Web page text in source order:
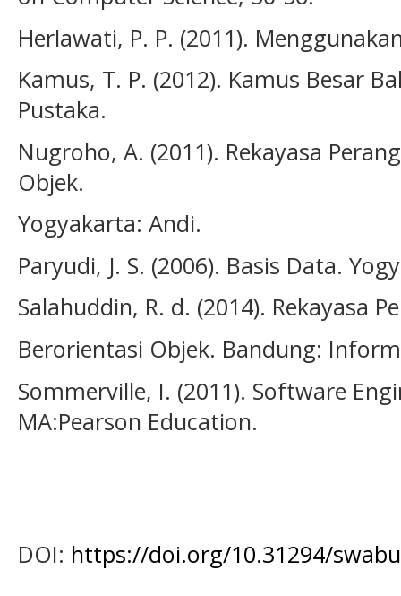
Herlawati, P. P. (2011).
Kamus, T. P. (2012). Kamus Besar
Pustaka.
Nugroho, A. (2011). Rekayasa
Objek.
Yogyakarta: Andi.
Paryudi, J. S. (2006). Basis Data.
Salahuddin, R. d. (2014). Rekayasa
Berorientasi Objek. Bandung:
Sommerville, I. (2011). Software
MA:Pearson Education.
DOI: https://doi.org/10.31294/